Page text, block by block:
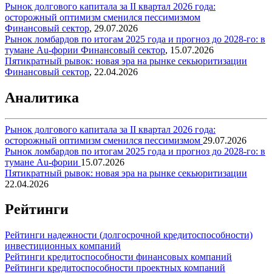
Рынок долгового капитала за II квартал 2026 года:
осторожный оптимизм сменился пессимизмом
Финансовый сектор, 29.07.2026
Рынок ломбардов по итогам 2025 года и прогноз до 2028-го: в
тумане Au-фории Финансовый сектор, 15.07.2026
Пятикратный рывок: новая эра на рынке секьюритизации
Финансовый сектор, 22.04.2026
Аналитика
Рынок долгового капитала за II квартал 2026 года:
осторожный оптимизм сменился пессимизмом 29.07.2026
Рынок ломбардов по итогам 2025 года и прогноз до 2028-го: в
тумане Au-фории 15.07.2026
Пятикратный рывок: новая эра на рынке секьюритизации
22.04.2026
Рейтинги
Рейтинги надежности (долгосрочной кредитоспособности)
инвестиционных компаний
Рейтинги кредитоспособности финансовых компаний
Рейтинги кредитоспособности проектных компаний